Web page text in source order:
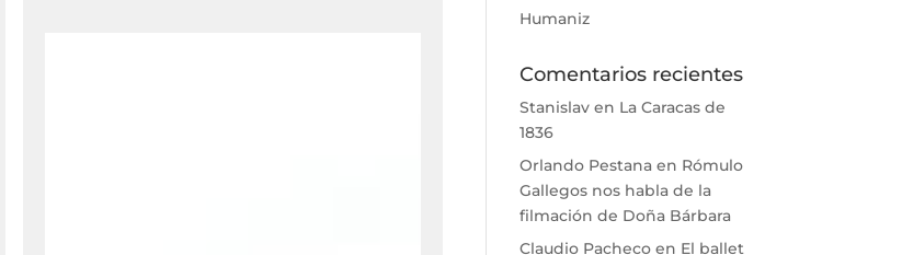
Humaniz
Comentarios recientes
Stanislaven La Caracas de
1836
Orlando Pestanaen Rómulo
Gallegos nos habla de la
filmación de Doña Bárbara
Claudio Pachecoen El ballet